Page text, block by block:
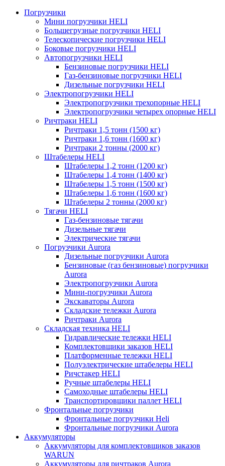
Погрузчики
Мини погрузчики HELI
Большегрузные погрузчики HELI
Телескопические погрузчики HELI
Боковые погрузчики HELI
Автопогрузчики HELI
Бензиновые погрузчики HELI
Газ-бензиновые погрузчики HELI
Дизельные погрузчики HELI
Электропогрузчики HELI
Электропогрузчики трехопорные HELI
Электропогрузчики четырех опорные HELI
Ричтраки HELI
Ричтраки 1,5 тонн (1500 кг)
Ричтраки 1,6 тонн (1600 кг)
Ричтраки 2 тонны (2000 кг)
Штабелеры HELI
Штабелеры 1,2 тонн (1200 кг)
Штабелеры 1,4 тонн (1400 кг)
Штабелеры 1,5 тонн (1500 кг)
Штабелеры 1,6 тонн (1600 кг)
Штабелеры 2 тонны (2000 кг)
Тягачи HELI
Газ-бензиновые тягачи
Дизельные тягачи
Электрические тягачи
Погрузчики Aurora
Дизельные погрузчики Aurora
Бензиновые (газ бензиновые) погрузчики
Aurora
Электропогрузчики Aurora
Мини-погрузчики Aurora
Экскаваторы Aurora
Складские тележки Aurora
Ричтраки Aurora
Складская техника HELI
Гидравлические тележки HELI
Комплектовщики заказов HELI
Платформенные тележки HELI
Полуэлектрические штабелеры HELI
Ричстакер HELI
Ручные штабелеры HELI
Самоходные штабелеры HELI
Транспортировщики паллет HELI
Фронтальные погрузчики
Фронтальные погрузчики Heli
Фронтальные погрузчики Aurora
Аккумуляторы
Аккумуляторы для комплектовщиков заказов
WARUN
Аккумуляторы для ричтраков Aurora